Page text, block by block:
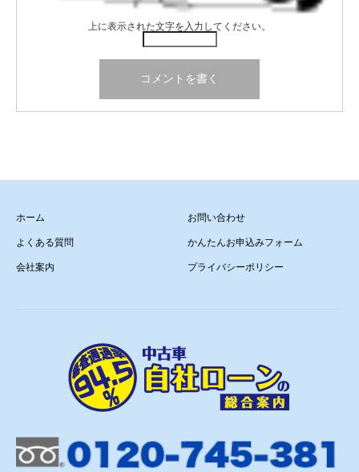
上に表示された文字を入力してください。
ホーム
よくある質問
会社案内
お問い合わせ
かんたんお申込みフォーム
プライバシーポリシー